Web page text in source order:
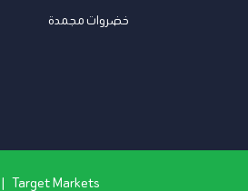
خضروات مجمدة
Target Markets
|